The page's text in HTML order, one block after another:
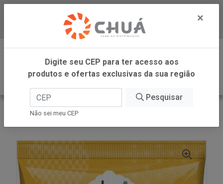
Baixe já nosso APP
0
INÍCIO
DORI - ATACADO
×
Digite seu CEP para ter acesso aos
produtos e ofertas exclusivas da sua região
Pesquisar
Não sei meu CEP